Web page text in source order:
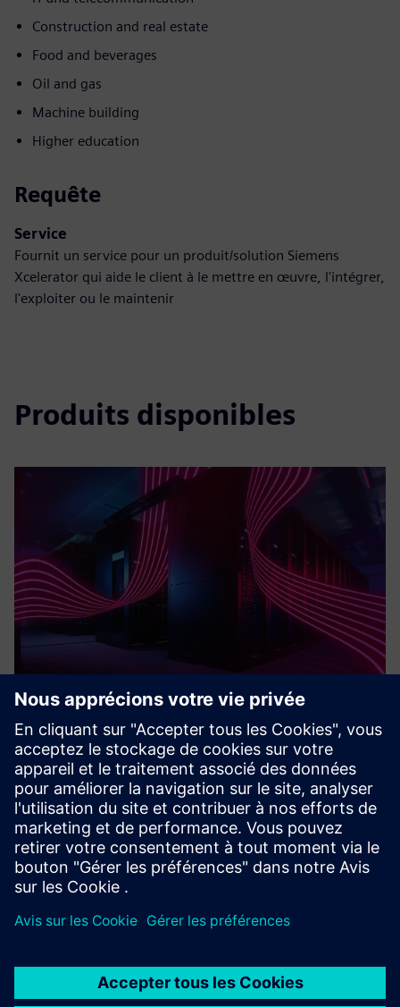
Construction and real estate
Food and beverages
Oil and gas
Machine building
Higher education
Requête
Service
Fournit un service pour un produit/solution Siemens
Xcelerator qui aide le client à le mettre en œuvre, l'intégrer,
l'exploiter ou le maintenir
Produits disponibles
Digital Automation Consulting
Digital Automation Consulting soutient les fabricants
industriels de diverses industries dans la mise en œuvre de
solutions IIoT : informatique de pointe, optimisation
énergétique, réduction de l'impact environnemental,
surveillan...
En savoir plus